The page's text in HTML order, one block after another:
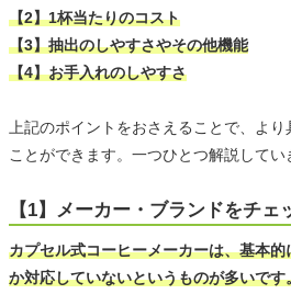
【2】1杯当たりのコスト
【3】抽出のしやすさやその他機能
【4】お手入れのしやすさ
上記のポイントをおさえることで、よ
ことができます。一つひとつ解説してい
【1】メーカー・ブランドをチェ
カプセル式コーヒーメーカーは、基本
か対応していないというものが多いです